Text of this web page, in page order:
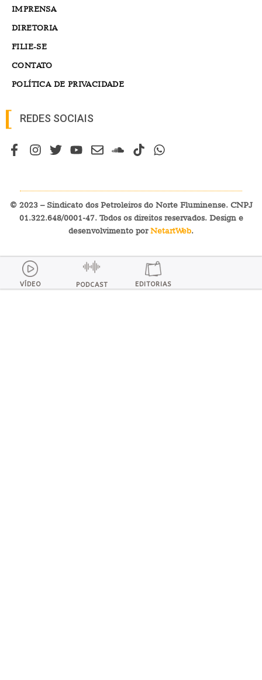
IMPRENSA
DIRETORIA
FILIE-SE
CONTATO
POLÍTICA DE PRIVACIDADE
REDES SOCIAIS
© 2023 – Sindicato dos Petroleiros do Norte Fluminense. CNPJ
01.322.648/0001-47. Todos os direitos reservados. Design e
desenvolvimento porNetartWeb.
VÍDEO PODCAST EDITORIAS